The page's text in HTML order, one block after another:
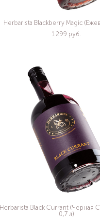
Herbarista Blackberry Magic
1 299 pуб.
Herbarista Black Currant (Черная
0,7 л)